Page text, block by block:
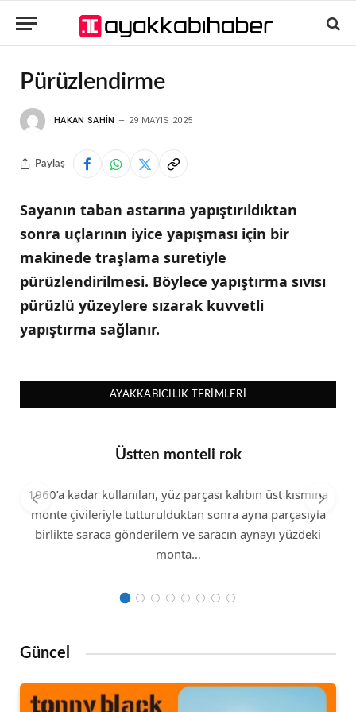
Pürüzlendirme
HAKAN SAHIN 29 MAYIS 2025
Paylaş
Sayanın taban astarına yapıştırıldıktan
sonra uçlarının iyice yapışması için bir
makinede traşlama suretiyle
pürüzlendirilmesi. Böylece yapıştırma sıvısı
pürüzlü yüzeylere sızarak kuvvetli
yapıştırma sağlanır.
AYAKKABICILIK TERIMLERI
Üstten monteli rok
1960’a kadar kullanılan, yüz parçası kalıbın üst kısmına
monte çivileriyle tutturulduktan sonra ayna parçasıyla
birlikte saraca gönderilern ve saracın aynayı yüzdeki
monta…
Güncel